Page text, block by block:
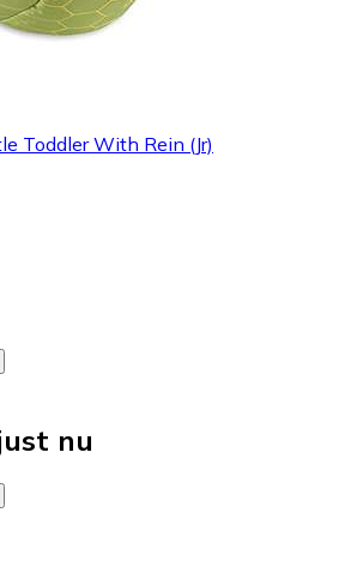
Toddler With Rein (Jr)
nu